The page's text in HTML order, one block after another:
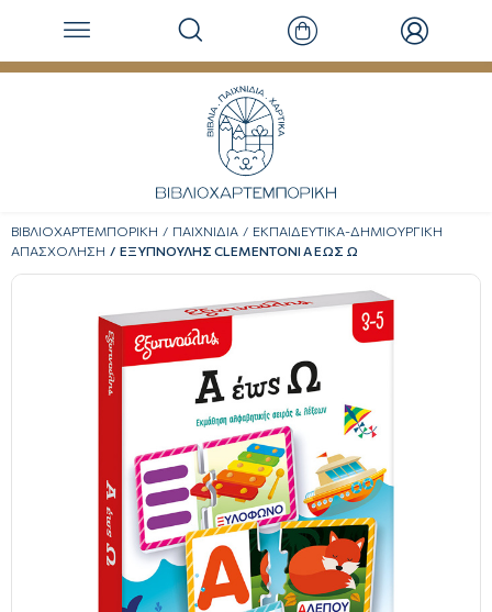
ΒΙΒΛΙΟΧΑΡΤΕΜΠΟΡΙΚΗ ΠΑΙΧΝΙΔΙΑ
ΕΚΠΑΙΔΕΥΤΙΚΑ-ΔΗΜΙΟΥΡΓΙΚΗ
ΑΠΑΣΧΟΛΗΣΗ
ΕΞΥΠΝΟΥΛΗΣ CLEMENTONI Α ΕΩΣ Ω